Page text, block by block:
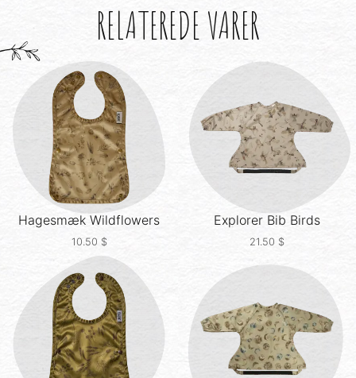
RELATEREDE VARER
Hagesmæk Wildflowers
10.50 $
Explorer Bib Birds
21.50 $